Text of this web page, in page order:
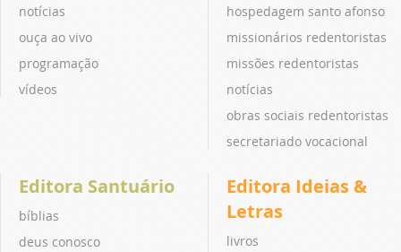
notícias
ouça ao vivo
programação
vídeos
hospedagem santo afonso
missionários redentoristas
missões redentoristas
notícias
obras sociais redentoristas
secretariado vocacional
Editora Santuário
bíblias
deus conosco
Editora Ideias &
Letras
livros